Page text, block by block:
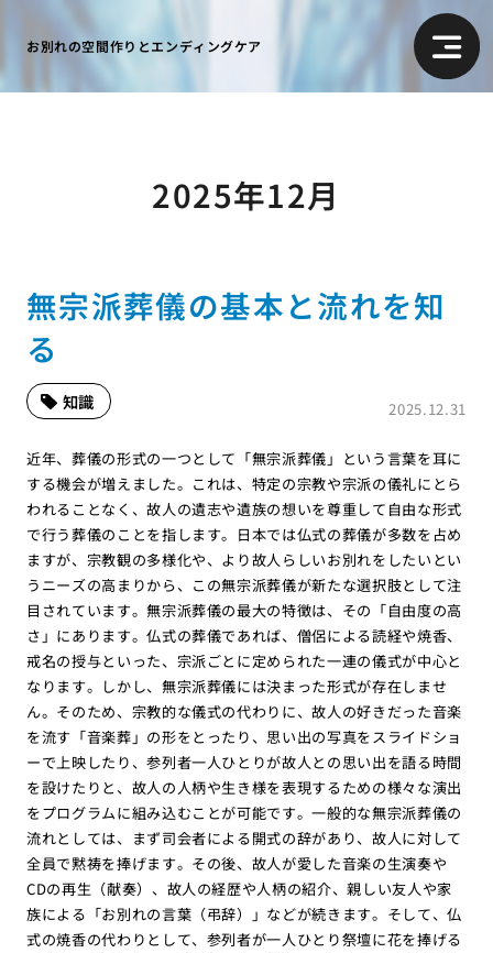
お別れの空間作りとエンディングケア
2025年12月
無宗派葬儀の基本と流れを知
る
2025.12.31
知識
近年、葬儀の形式の一つとして「無宗派葬儀」という言葉を耳に
する機会が増えました。これは、特定の宗教や宗派の儀礼にとら
われることなく、故人の遺志や遺族の想いを尊重して自由な形式
で行う葬儀のことを指します。日本では仏式の葬儀が多数を占め
ますが、宗教観の多様化や、より故人らしいお別れをしたいとい
うニーズの高まりから、この無宗派葬儀が新たな選択肢として注
目されています。無宗派葬儀の最大の特徴は、その「自由度の高
さ」にあります。仏式の葬儀であれば、僧侶による読経や焼香、
戒名の授与といった、宗派ごとに定められた一連の儀式が中心と
なります。しかし、無宗派葬儀には決まった形式が存在しませ
ん。そのため、宗教的な儀式の代わりに、故人の好きだった音楽
を流す「音楽葬」の形をとったり、思い出の写真をスライドショ
ーで上映したり、参列者一人ひとりが故人との思い出を語る時間
を設けたりと、故人の人柄や生き様を表現するための様々な演出
をプログラムに組み込むことが可能です。一般的な無宗派葬儀の
流れとしては、まず司会者による開式の辞があり、故人に対して
全員で黙祷を捧げます。その後、故人が愛した音楽の生演奏や
CDの再生（献奏）、故人の経歴や人柄の紹介、親しい友人や家
族による「お別れの言葉（弔辞）」などが続きます。そして、仏
式の焼香の代わりとして、参列者が一人ひとり祭壇に花を捧げる